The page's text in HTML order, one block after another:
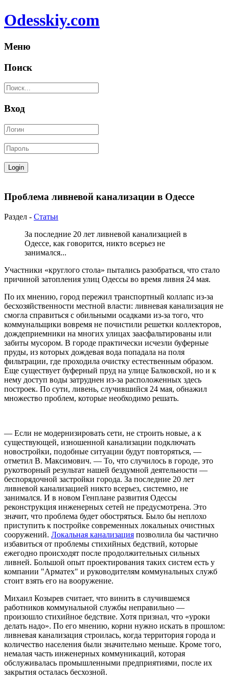
Odesskiy.com
Меню
Поиск
Вход
Проблема ливневой канализации в Одессе
Раздел - Статьи
За последние 20 лет ливневой канализацией в
Одессе, как говорится, никто всерьез не
занимался...
Участники «круглого стола» пытались разобраться, что стало
причиной затопления улиц Одессы во время ливня 24 мая.
По их мнению, город пережил транспортный коллапс из-за
бесхозяйственности местной власти: ливневая канализация не
смогла справиться с обильными осадками из-за того, что
коммунальщики вовремя не почистили решетки коллекторов,
дождеприемники на многих улицах заасфальтированы или
забиты мусором. В городе практически исчезли буферные
пруды, из которых дождевая вода попадала на поля
фильтрации, где проходила очистку естественным образом.
Еще существует буферный пруд на улице Балковской, но и к
нему доступ воды затруднен из-за расположенных здесь
построек. По сути, ливень, случившийся 24 мая, обнажил
множество проблем, которые необходимо решать.
— Если не модернизировать сети, не строить новые, а к
существующей, изношенной канализации подключать
новостройки, подобные ситуации будут повторяться, —
отметил В. Максимович. — То, что случилось в городе, это
рукотворный результат нашей бездумной деятельности —
беспорядочной застройки города. За последние 20 лет
ливневой канализацией никто всерьез, системно, не
занимался. И в новом Генплане развития Одессы
реконструкция инженерных сетей не предусмотрена. Это
значит, что проблема будет обостряться. Было бы неплохо
приступить к постройке современных локальных очистных
сооружений. Локальная канализация позволила бы частично
избавиться от проблемы стихийных бедствий, которые
ежегодно происходят после продолжительных сильных
ливней. Большой опыт проектирования таких систем есть у
компании "Арматех" и руководителям коммунальных служб
стоит взять его на вооружение.
Михаил Козырев считает, что винить в случившемся
работников коммунальной службы неправильно —
произошло стихийное бедствие. Хотя признал, что «уроки
делать надо». По его мнению, корни нужно искать в прошлом:
ливневая канализация строилась, когда территория города и
количество населения были значительно меньше. Кроме того,
немалая часть инженерных коммуникаций, которая
обслуживалась промышленными предприятиями, после их
закрытия осталась бесхозной.